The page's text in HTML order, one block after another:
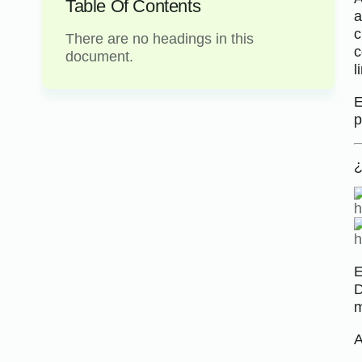
Table Of Contents
There are no headings in this
document.